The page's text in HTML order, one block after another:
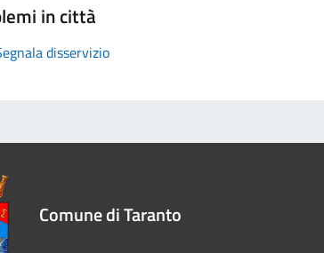
in città
disservizio
Comune di Taranto